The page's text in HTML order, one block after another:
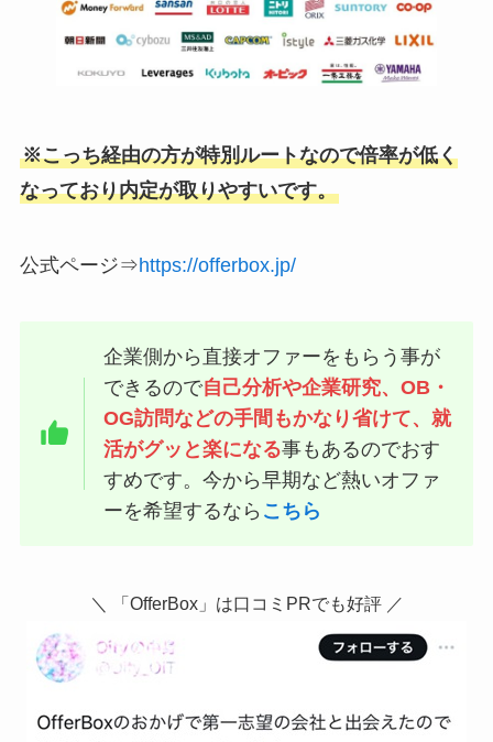
※こっち経由の方が特別ルートなので倍率が低く
なっており内定が取りやすいです。
公式ページ⇒https://offerbox.jp/
企業側から直接オファーをもらう事が
できるので自己分析や企業研究、OB・
OG訪問などの手間もかなり省けて、就
活がグッと楽になる事もあるのでおす
すめです。今から早期など熱いオファ
ーを希望するなら こちら
＼ 「OfferBox」は口コミPRでも好評 ／